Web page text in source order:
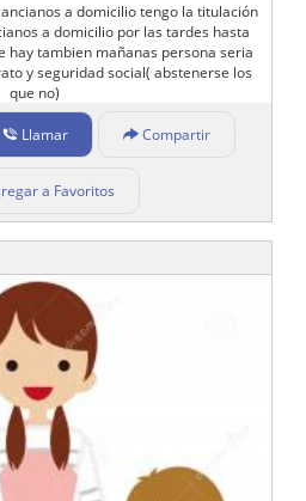
a domicilio tengo la titulación
a domicilio por las tardes hasta
hay tambien mañanas persona seria
y seguridad social( abstenerse los
que no)
Llamar Compartir
a Favoritos